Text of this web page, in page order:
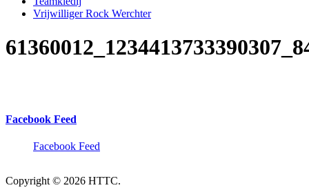
Vrijwilliger Rock Werchter
Facebook Feed
Facebook Feed
Copyright © 2026 HTTC.